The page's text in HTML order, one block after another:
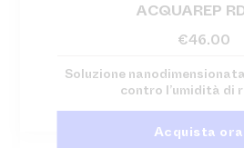
ACQUAREP
€46.00
Soluzione
contro l’umidità di
Acquista ora